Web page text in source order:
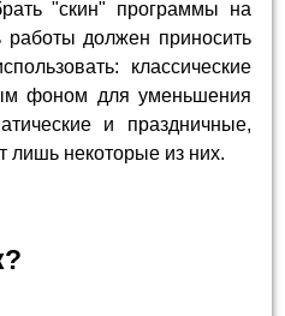
"скин" программы на
должен приносить
классические
фоном для уменьшения
и праздничные,
лишь некоторые из них.